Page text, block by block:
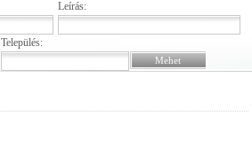
Leírás:
Település: